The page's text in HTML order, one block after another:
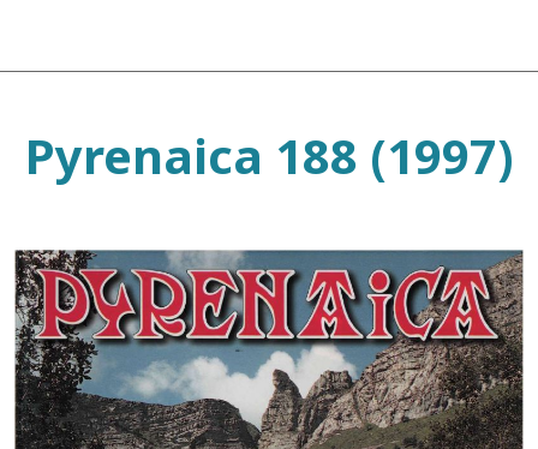
Pyrenaica 188 (1997)